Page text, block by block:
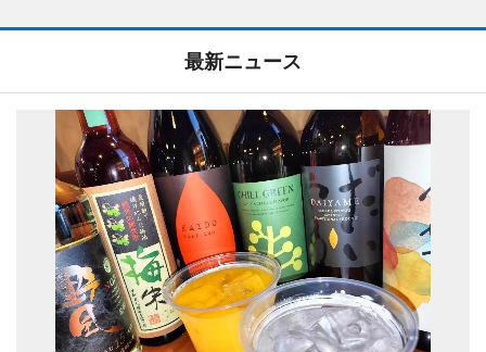
最新ニュース